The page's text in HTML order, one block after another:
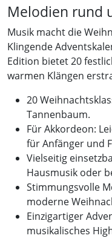
Melodien rund
Musik macht die
Klingende
Edition bietet 20
warmen Klängen
20
Tannenbaum.
Für Akkordeon:
für Anfänger und
Vielseitig
Hausmusik oder
Stimmungsvolle
moderne
Einzigartiger
musikalisches